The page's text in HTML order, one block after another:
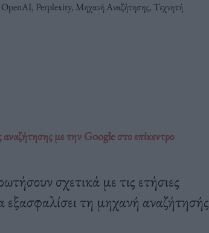
OpenAI, Perplexity, Μηχανή Αναζήτησης, Τεχνητή
με την Google στο επίκεντρο
σχετικά με τις ετήσιες
τη μηχανή αναζήτησής